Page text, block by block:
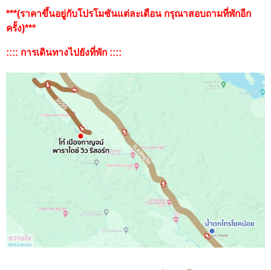
***(ราคาขึ้นอยู่กับโปรโมชันแต่ละเดือน กรุณาสอบถามที่พักอีก
ครั้ง)***
:::: การเดินทางไปยังที่พัก ::::